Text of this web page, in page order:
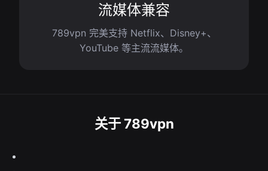
流媒体兼容
789vpn 完美支持 Netflix、Disney+、
YouTube 等主流流媒体。
关于 789vpn